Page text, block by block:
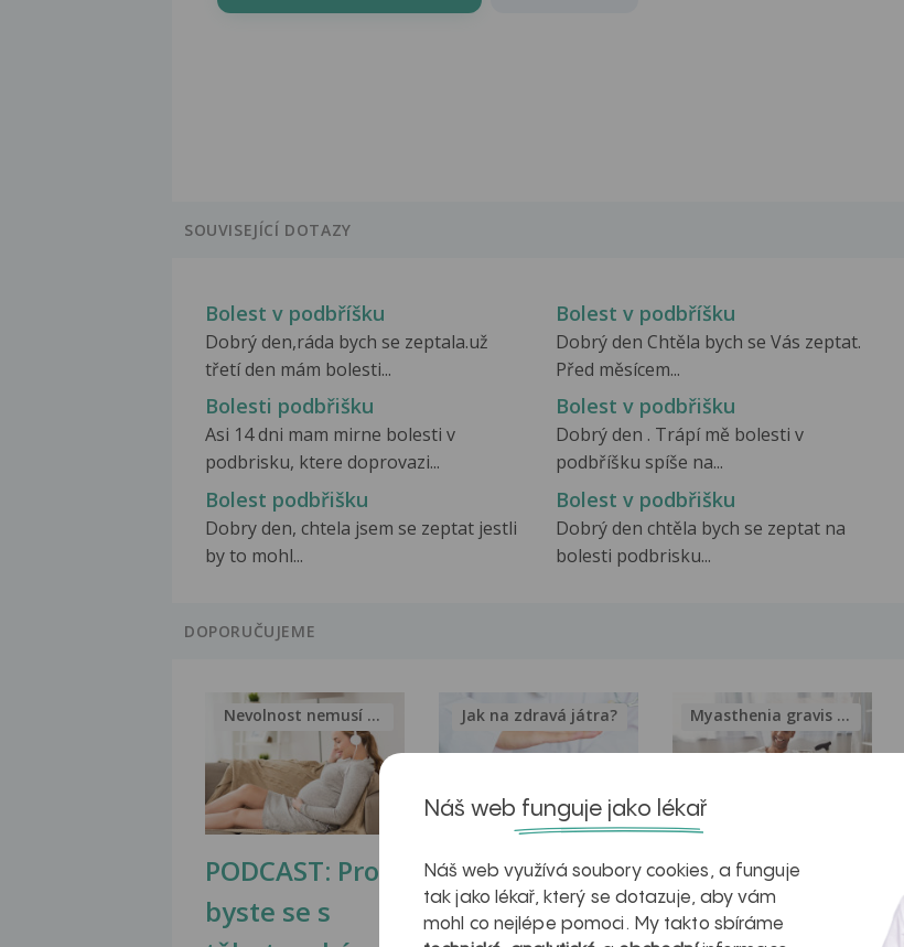
SOUVISEJÍCÍ DOTAZY
Bolest v podbříšku
Dobrý den,ráda bych se zeptala.už
třetí den mám bolesti...
Bolest v podbříšku
Dobrý den Chtěla bych se Vás zeptat.
Před měsícem...
Bolesti podbřišku
Asi 14 dni mam mirne bolesti v
podbrisku, ktere doprovazi...
Bolest v podbřišku
Dobrý den . Trápí mě bolesti v
podbříšku spíše na...
Bolest podbřišku
Dobry den, chtela jsem se zeptat jestli
by to mohl...
Bolest v podbřišku
Dobrý den chtěla bych se zeptat na
bolesti podbrisku...
DOPORUČUJEME
PODCAST: Proč
byste se s
Nevolnost nemusí být nutnou...
Ztukovatění
jater v datech a
Jak na zdravá játra?
Inovativní
léčba
Myasthenia gravis – vše, co...
Náš web funguje jako lékař
Náš web využívá soubory cookies, a funguje
tak jako lékař, který se dotazuje, aby vám
mohl co nejlépe pomoci. My takto sbíráme